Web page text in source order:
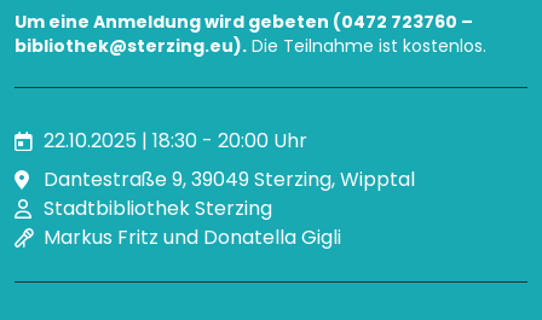
Um eine Anmeldung wird gebeten (0472 723760 –
bibliothek@sterzing.eu). Die Teilnahme ist kostenlos.
22.10.2025 | 18:30 - 20:00 Uhr
Dantestraße 9, 39049 Sterzing, Wipptal
Stadtbibliothek Sterzing
Markus Fritz und Donatella Gigli